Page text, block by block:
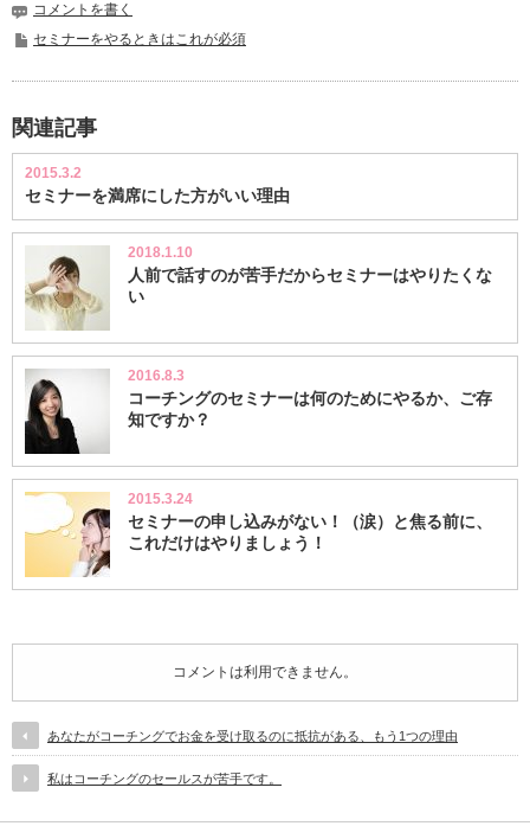
コメントを書く
セミナーをやるときはこれが必須
関連記事
2015.3.2
セミナーを満席にした方がいい理由
2018.1.10
人前で話すのが苦手だからセミナーはやりたくな
い
2016.8.3
コーチングのセミナーは何のためにやるか、ご存
知ですか？
2015.3.24
セミナーの申し込みがない！（涙）と焦る前に、
これだけはやりましょう！
コメントは利用できません。
あなたがコーチングでお金を受け取るのに抵抗がある、もう1つの理由
私はコーチングのセールスが苦手です。